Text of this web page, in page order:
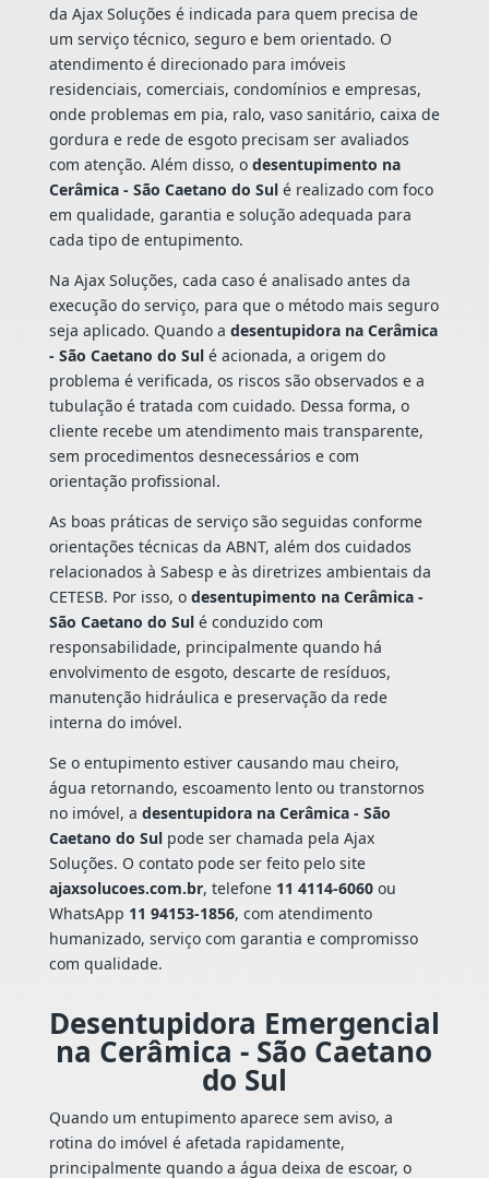
da Ajax Soluções é indicada para quem precisa de
um serviço técnico, seguro e bem orientado. O
atendimento é direcionado para imóveis
residenciais, comerciais, condomínios e empresas,
onde problemas em pia, ralo, vaso sanitário, caixa de
gordura e rede de esgoto precisam ser avaliados
com atenção. Além disso, o desentupimento na
Cerâmica - São Caetano do Sulé realizado com foco
em qualidade, garantia e solução adequada para
cada tipo de entupimento.
Na Ajax Soluções, cada caso é analisado antes da
execução do serviço, para que o método mais seguro
seja aplicado. Quando a desentupidora na Cerâmica
- São Caetano do Sulé acionada, a origem do
problema é verificada, os riscos são observados e a
tubulação é tratada com cuidado. Dessa forma, o
cliente recebe um atendimento mais transparente,
sem procedimentos desnecessários e com
orientação profissional.
As boas práticas de serviço são seguidas conforme
orientações técnicas da ABNT, além dos cuidados
relacionados à Sabesp e às diretrizes ambientais da
CETESB. Por isso, o desentupimento na Cerâmica -
São Caetano do Sulé conduzido com
responsabilidade, principalmente quando há
envolvimento de esgoto, descarte de resíduos,
manutenção hidráulica e preservação da rede
interna do imóvel.
Se o entupimento estiver causando mau cheiro,
água retornando, escoamento lento ou transtornos
no imóvel, a desentupidora na Cerâmica - São
Caetano do Sulpode ser chamada pela Ajax
Soluções. O contato pode ser feito pelo site
ajaxsolucoes.com.br, telefone 11 4114-6060ou
WhatsApp 11 94153-1856, com atendimento
humanizado, serviço com garantia e compromisso
com qualidade.
Desentupidora Emergencial
na Cerâmica - São Caetano
do Sul
Quando um entupimento aparece sem aviso, a
rotina do imóvel é afetada rapidamente,
principalmente quando a água deixa de escoar, o